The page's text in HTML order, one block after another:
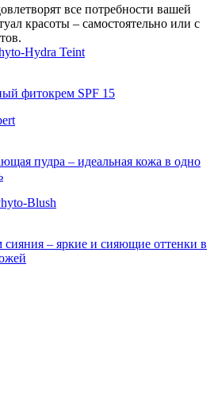
все потребности вашей
красоты – самостоятельно или с
фитокрем SPF 15
пудра – идеальная кожа в одно
– яркие и сияющие оттенки в